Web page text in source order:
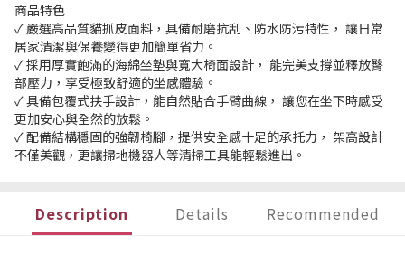
商品特色
✓ 嚴選高品質貓抓皮面料，具備耐磨抗刮、防水防污特性， 讓日常
居家清潔與保養變得更加簡單省力。
✓ 採用厚實飽滿的海綿坐墊與寬大椅面設計， 能完美支撐並釋放臀
部壓力，享受極致舒適的坐感體驗。
✓ 具備包覆式扶手設計，能自然貼合手臂曲線， 讓您在坐下時感受
更加安心與全然的放鬆。
✓ 配備結構穩固的強韌椅腳，提供安全感十足的承托力， 架高設計
不僅美觀，更讓掃地機器人等清掃工具能輕鬆進出。
Description Details Recommended